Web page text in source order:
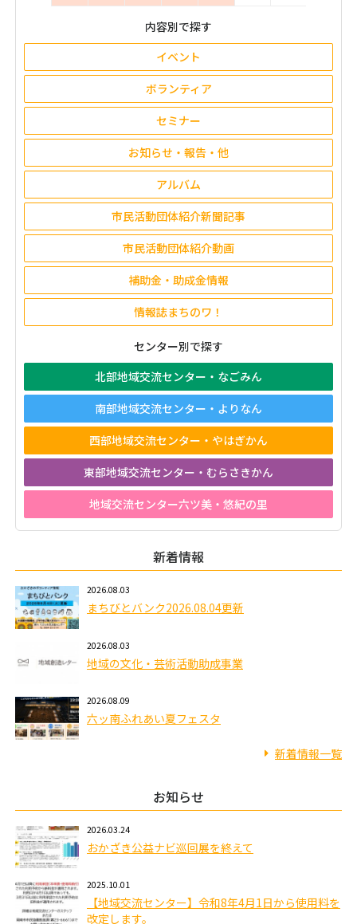
内容別で探す
イベント
ボランティア
セミナー
お知らせ・報告・他
アルバム
市民活動団体紹介新聞記事
市民活動団体紹介動画
補助金・助成金情報
情報誌まちのワ！
センター別で探す
北部地域交流センター・なごみん
南部地域交流センター・よりなん
西部地域交流センター・やはぎかん
東部地域交流センター・むらさきかん
地域交流センター六ツ美・悠紀の里
新着情報
2026.08.03
まちびとバンク2026.08.04更新
2026.08.03
地域の文化・芸術活動助成事業
2026.08.09
六ッ南ふれあい夏フェスタ
新着情報一覧
お知らせ
2026.03.24
おかざき公益ナビ巡回展を終えて
2025.10.01
【地域交流センター】令和8年4月1日から使用料を
改定します。